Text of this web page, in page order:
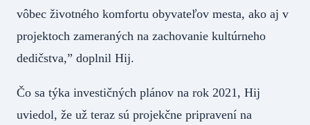
vôbec životného komfortu obyvateľov mesta, ako aj v
projektoch zameraných na zachovanie kultúrneho
dedičstva,” doplnil Hij.
Čo sa týka investičných plánov na rok 2021, Hij
uviedol, že už teraz sú projekčne pripravení na